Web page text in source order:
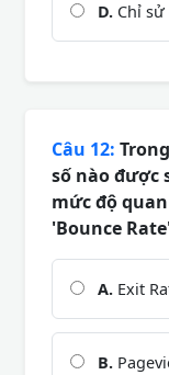
D. Chỉ
Câu 12:
số nào được
mức độ
'Bounce
A. Exit
B.